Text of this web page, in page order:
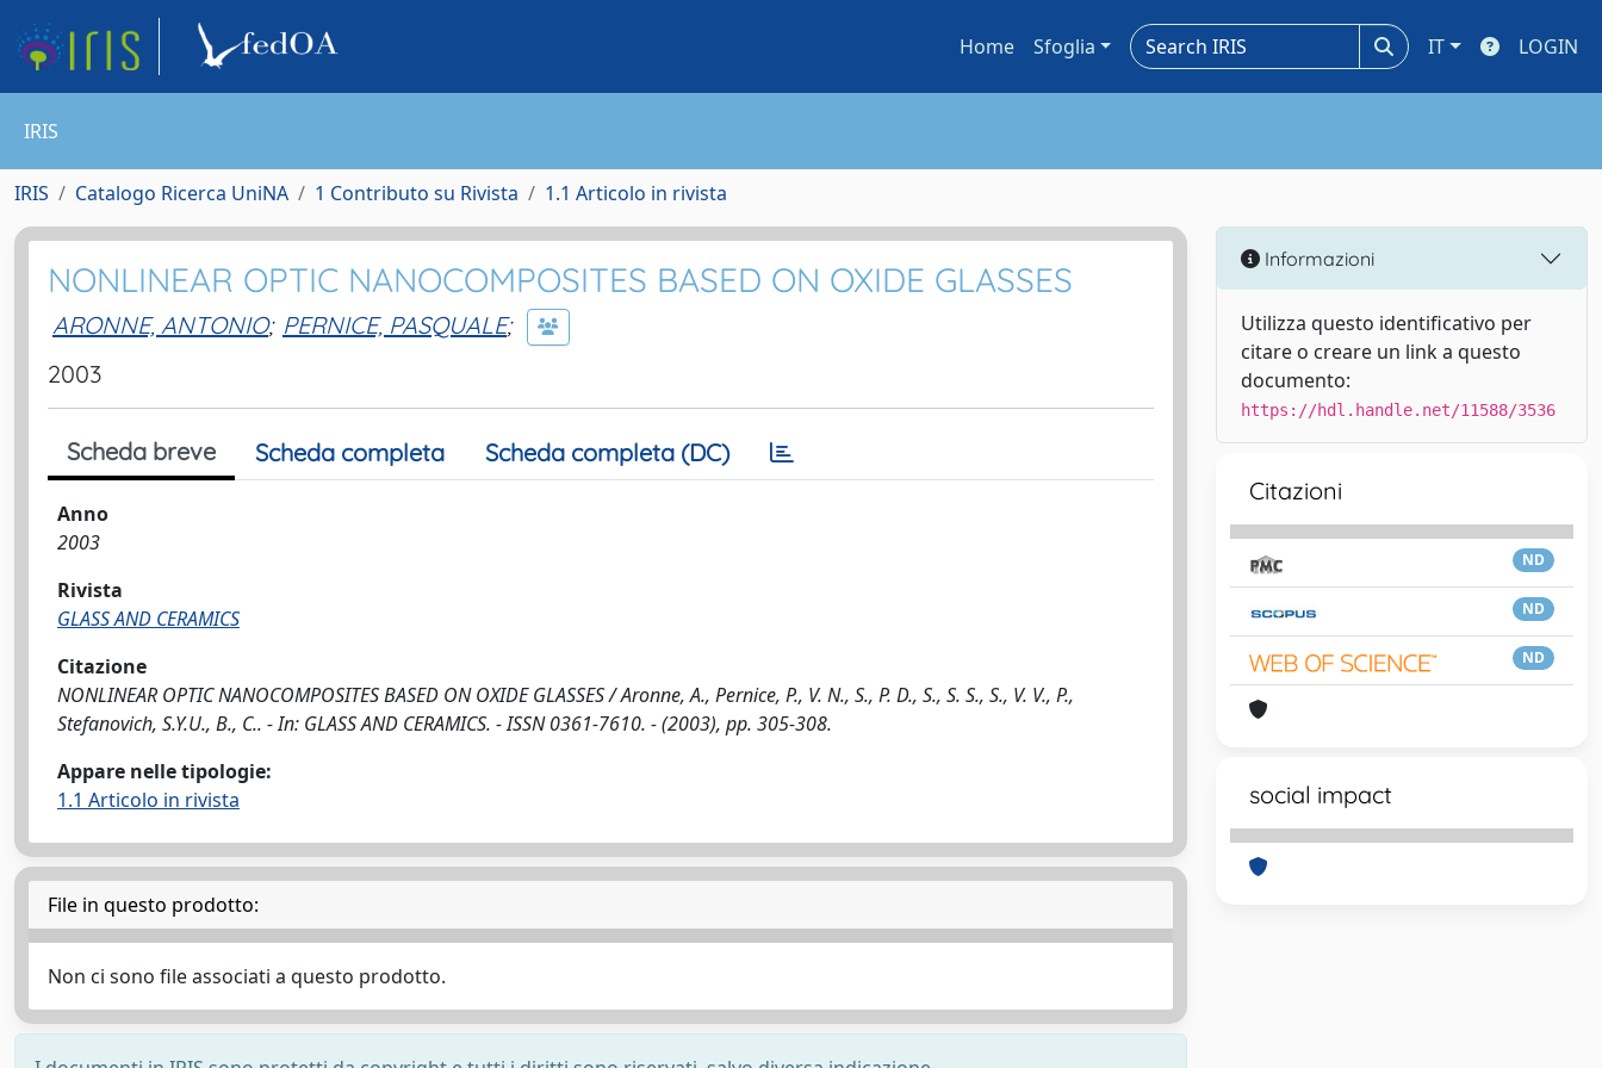
Home Sfoglia IT LOGIN
IRIS
IRIS Catalogo Ricerca UniNA 1 Contributo su Rivista 1.1 Articolo in rivista
NONLINEAR OPTIC NANOCOMPOSITES BASED ON OXIDE GLASSES
ARONNE, ANTONIO; PERNICE, PASQUALE;
2003
Scheda breve Scheda completa Scheda completa (DC)
Anno
2003
Rivista
GLASS AND CERAMICS
Citazione
NONLINEAR OPTIC NANOCOMPOSITES BASED ON OXIDE GLASSES / Aronne, A., Pernice, P., V. N., S., P. D., S., S. S., S., V. V., P.,
Stefanovich, S.Y.U., B., C.. - In: GLASS AND CERAMICS. - ISSN 0361-7610. - (2003), pp. 305-308.
Appare nelle tipologie:
1.1 Articolo in rivista
File in questo prodotto:
Non ci sono file associati a questo prodotto.
Informazioni
Utilizza questo identificativo per
citare o creare un link a questo
documento:
https://hdl.handle.net/11588/3536
Citazioni
ND
ND
ND
social impact